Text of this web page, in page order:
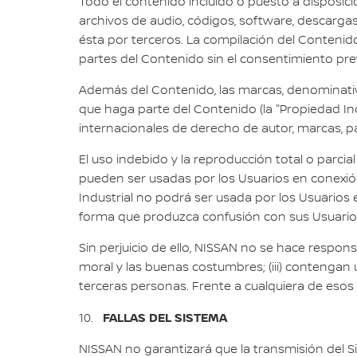
archivos de audio, códigos, software,
ésta por terceros. La compilación del
partes del Contenido sin el consentimiento
Además del Contenido, las marcas,
que haga parte del Contenido (la "Propiedad
internacionales de derecho de autor, marcas,
El uso indebido y la reproducción total o
pueden ser usadas por los Usuarios en
Industrial no podrá ser usada por los Usuarios
forma que produzca confusión con sus
Sin perjuicio de ello, NISSAN no se hace
moral y las buenas costumbres; (iii)
terceras personas. Frente a cualquiera de
10. FALLAS DEL SISTEMA
NISSAN no garantizará que la transmisión del